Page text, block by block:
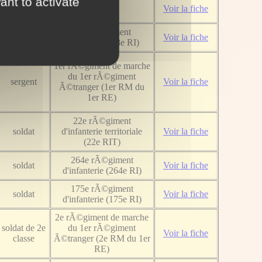
Voir la fiche
38e rÃ©giment
d'infanterie (38e RI)
Voir la fiche
sergent
1er rÃ©giment de marche
du 1er rÃ©giment
Ã©tranger (1er RM du
1er RE)
Voir la fiche
soldat
22e rÃ©giment
d'infanterie territoriale
(22e RIT)
Voir la fiche
soldat
264e rÃ©giment
d'infanterie (264e RI)
Voir la fiche
soldat
175e rÃ©giment
d'infanterie (175e RI)
Voir la fiche
soldat de 2e
classe
2e rÃ©giment de marche
du 1er rÃ©giment
Ã©tranger (2e RM du 1er
RE)
Voir la fiche